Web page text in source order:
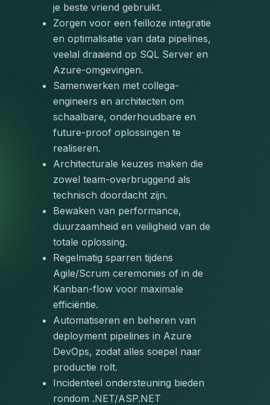
je beste vriend gebruikt.
Zorgen voor een feilloze integratie
en optimalisatie van data pipelines,
veelal draaiend op SQL Server en
Azure-omgevingen.
Samenwerken met collega-
engineers en architecten om
schaalbare, onderhoudbare en
future-proof oplossingen te
realiseren.
Architecturale keuzes maken die
zowel team-overbruggend als
technisch doordacht zijn.
Bewaken van performance,
duurzaamheid en veiligheid van de
totale oplossing.
Regelmatig sparren tijdens
Agile/Scrum ceremonies of in de
Kanban-flow voor maximale
efficiëntie.
Automatiseren en beheren van
deployment pipelines in Azure
DevOps, zodat alles soepel naar
productie rolt.
Incidenteel ondersteuning bieden
rondom .NET/ASP.NET